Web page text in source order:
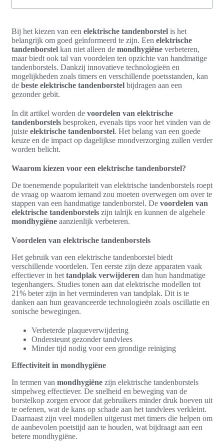
Bij het kiezen van een elektrische tandenborstel is het
belangrijk om goed geïnformeerd te zijn. Een elektrische
tandenborstel kan niet alleen de mondhygiëne verbeteren,
maar biedt ook tal van voordelen ten opzichte van handmatige
tandenborstels. Dankzij innovatieve technologieën en
mogelijkheden zoals timers en verschillende poetsstanden, kan
de beste elektrische tandenborstel bijdragen aan een
gezonder gebit.
In dit artikel worden de voordelen van elektrische
tandenborstels besproken, evenals tips voor het vinden van de
juiste elektrische tandenborstel. Het belang van een goede
keuze en de impact op dagelijkse mondverzorging zullen verder
worden belicht.
Waarom kiezen voor een elektrische tandenborstel?
De toenemende populariteit van elektrische tandenborstels roept
de vraag op waarom iemand zou moeten overwegen om over te
stappen van een handmatige tandenborstel. De voordelen van
elektrische tandenborstels zijn talrijk en kunnen de algehele
mondhygiëne aanzienlijk verbeteren.
Voordelen van elektrische tandenborstels
Het gebruik van een elektrische tandenborstel biedt
verschillende voordelen. Ten eerste zijn deze apparaten vaak
effectiever in het tandplak verwijderen dan hun handmatige
tegenhangers. Studies tonen aan dat elektrische modellen tot
21% beter zijn in het verminderen van tandplak. Dit is te
danken aan hun geavanceerde technologieën zoals oscillatie en
sonische bewegingen.
Verbeterde plaqueverwijdering
Ondersteunt gezonder tandvlees
Minder tijd nodig voor een grondige reiniging
Effectiviteit in mondhygiëne
In termen van mondhygiëne zijn elektrische tandenborstels
simpelweg effectiever. De snelheid en beweging van de
borstelkop zorgen ervoor dat gebruikers minder druk hoeven uit
te oefenen, wat de kans op schade aan het tandvlees verkleint.
Daarnaast zijn veel modellen uitgerust met timers die helpen om
de aanbevolen poetstijd aan te houden, wat bijdraagt aan een
betere mondhygiëne.